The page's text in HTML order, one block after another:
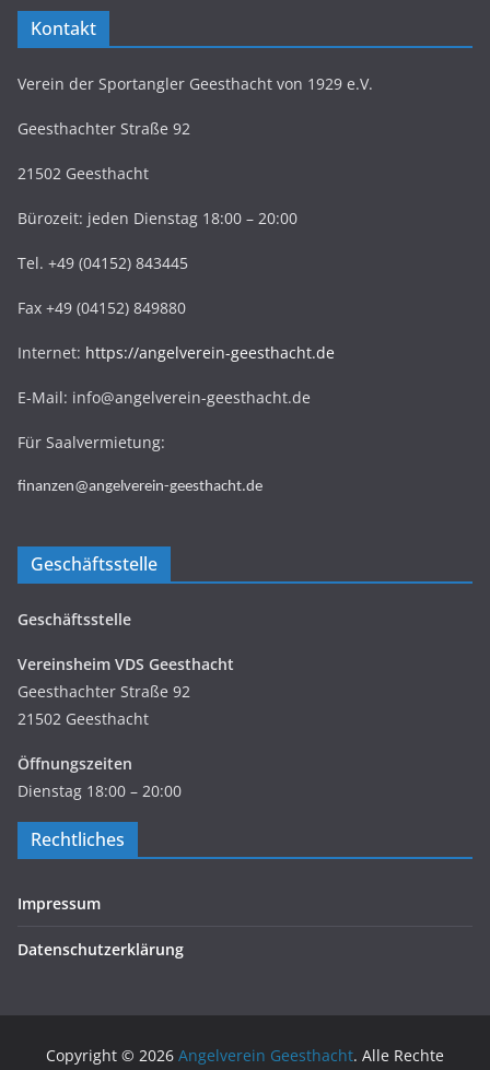
Kontakt
Verein der Sportangler Geesthacht von 1929 e.V.
Geesthachter Straße 92
21502 Geesthacht
Bürozeit: jeden Dienstag 18:00 – 20:00
Tel. +49 (04152) 843445
Fax +49 (04152) 849880
Internet: https://angelverein-geesthacht.de
E-Mail: info@angelverein-geesthacht.de
Für Saalvermietung:
finanzen@angelverein-geesthacht.de
Geschäftsstelle
Geschäftsstelle
Vereinsheim VDS Geesthacht
Geesthachter Straße 92
21502 Geesthacht
Öffnungszeiten
Dienstag 18:00 – 20:00
Rechtliches
Impressum
Datenschutzerklärung
Copyright © 2026 Angelverein Geesthacht. Alle Rechte